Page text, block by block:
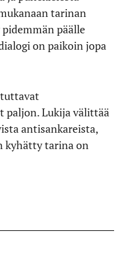
tarinan
päälle
on paikoin jopa
paljon. Lukija välittää
antisankareista,
kyhätty tarina on